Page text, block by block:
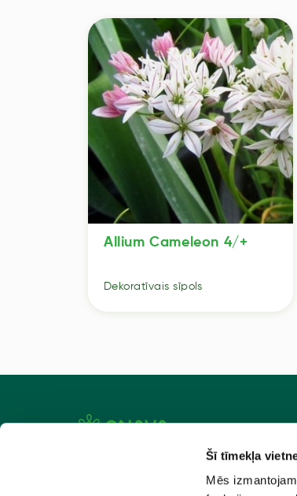
Šī tīmekļa
Mēs
Allium Cameleon 4/+
Dekoratīvais sīpols